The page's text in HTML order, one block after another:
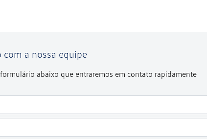
com a nossa equipe
abaixo que entraremos em contato rapidamente